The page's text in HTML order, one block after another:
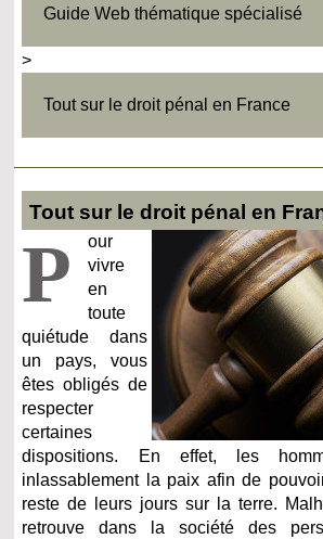
Guide Web thématique spécialisé
>
Tout sur le droit pénal en France
Tout sur le droit pénal en
P
our
vivre
en
toute
quiétude dans
un pays, vous
êtes obligés de
respecter
certaines
dispositions. En effet, les
inlassablement la paix afin de
reste de leurs jours sur la terre.
retrouve dans la société des